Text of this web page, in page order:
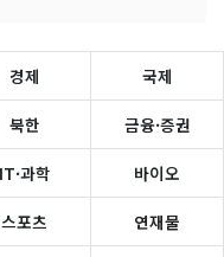
경제 국제
북한 금융·증권
IT·과학 바이오
스포츠 연재물